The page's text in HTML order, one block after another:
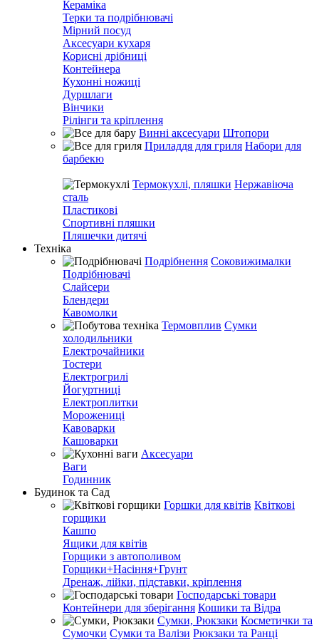
Кераміка
Терки та подрібнювачі
Мірний посуд
Аксесуари кухаря
Корисні дрібниці
Контейнера
Кухонні ножиці
Дуршлаги
Вінчики
Рілінги та кріплення
Винні аксесуари Штопори
Приладдя для гриля Набори для
барбекю
Термокухлі, пляшки Нержавіюча
сталь
Пластикові
Спортивні пляшки
Пляшечки дитячі
Техніка
Подрібнення Соковижималки
Подрібнювачі
Слайсери
Блендери
Кавомолки
Термовплив Сумки
холодильники
Електрочайники
Тостери
Електрогрилі
Йогуртниці
Електроплитки
Морожениці
Кавоварки
Кашоварки
Аксесуари
Ваги
Годинник
Будинок та Сад
Горшки для квітів Квіткові
горщики
Кашпо
Ящики для квітів
Горщики з автополивом
Горщики+Насіння+Грунт
Дренаж, лійки, підставки, кріплення
Господарські товари
Контейнери для зберігання Кошики та Відра
Сумки, Рюкзаки Косметички та
Сумочки Сумки та Валізи Рюкзаки та Ранці